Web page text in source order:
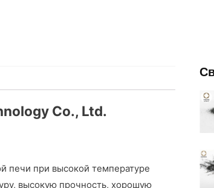
Co., Ltd.
печи при высокой температуре
высокую прочность, хорошую